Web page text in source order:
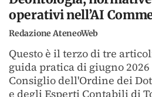
operativi nell’AI
Redazione AteneoWeb
Questo è il terzo di tre
guida pratica di giugno
Consiglio dell'Ordine dei
e degli Esperti Contabili di